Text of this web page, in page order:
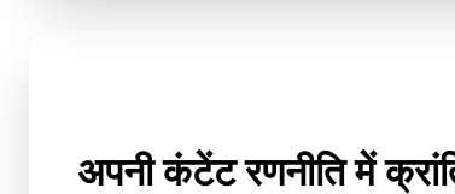
अपनी कंटेंट रणनीति में